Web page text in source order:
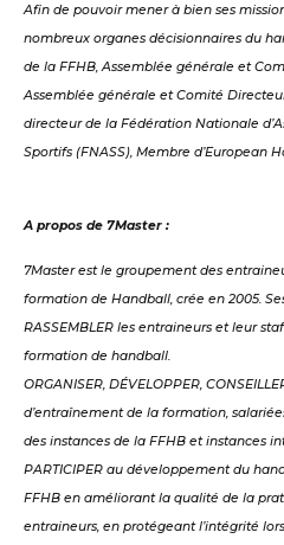
Afin de pouvoir mener à bien ses
nombreux organes décisionnaires du
de la FFHB, Assemblée générale et
Assemblée générale et Comité
directeur de la Fédération Nationale
Sportifs (FNASS), Membre d’European
A propos de 7Master :
7Master est le groupement des
formation de Handball, crée en 2005.
RASSEMBLER les entraineurs et leur
formation de handball.
ORGANISER, DÉVELOPPER,
d’entraînement de la formation,
des instances de la FFHB et instances
PARTICIPER au développement du
FFHB en améliorant la qualité de la
entraineurs, en protégeant l’intégrité